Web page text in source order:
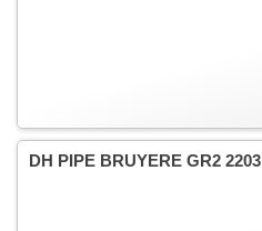
DH PIPE BRUYERE GR2 2203